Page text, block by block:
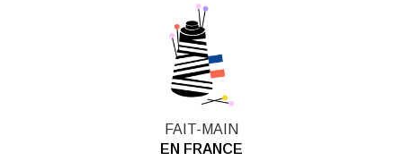
FAIT-MAIN
EN FRANCE